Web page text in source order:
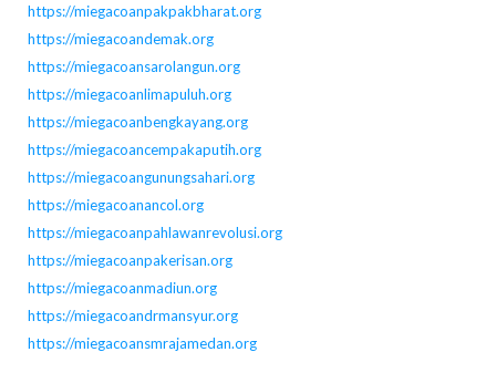
https://miegacoanpakpakbharat.org
https://miegacoandemak.org
https://miegacoansarolangun.org
https://miegacoanlimapuluh.org
https://miegacoanbengkayang.org
https://miegacoancempakaputih.org
https://miegacoangunungsahari.org
https://miegacoanancol.org
https://miegacoanpahlawanrevolusi.org
https://miegacoanpakerisan.org
https://miegacoanmadiun.org
https://miegacoandrmansyur.org
https://miegacoansmrajamedan.org